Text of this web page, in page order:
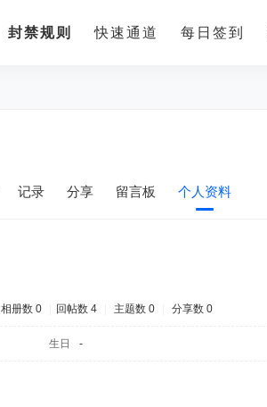
封禁规则 快速通道 每日签到
记录 分享 留言板 个人资料
相册数 0 回帖数 4 主题数 0 分享数 0
生日 -